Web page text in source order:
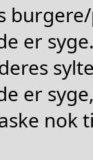
er
er
nok